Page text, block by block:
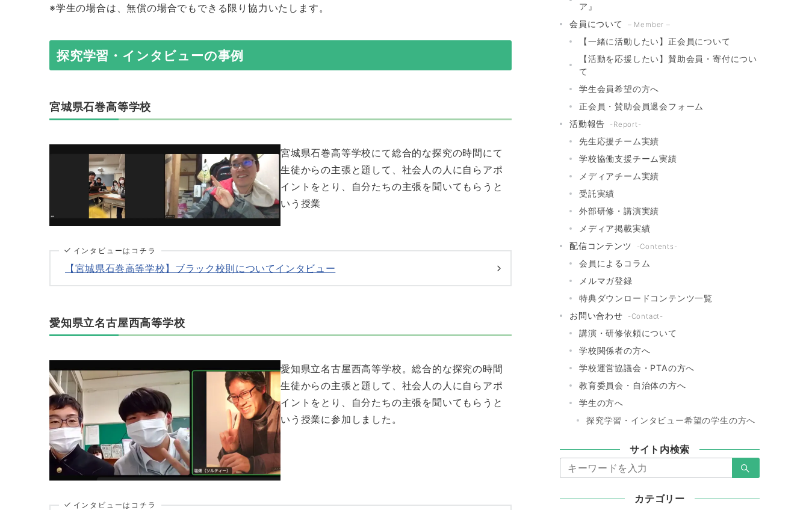
※学生の場合は、無償の場合でもできる限り協力いたします。
探究学習・インタビューの事例
宮城県石巻高等学校
宮城県石巻高等学校にて総合的な探究の時間にて
生徒からの主張と題して、社会人の人に自らアポ
イントをとり、自分たちの主張を聞いてもらうと
いう授業
インタビューはコチラ
【宮城県石巻高等学校】ブラック校則についてインタビュー
愛知県立名古屋西高等学校
愛知県立名古屋西高等学校。総合的な探究の時間
生徒からの主張と題して、社会人の人に自らアポ
イントをとり、自分たちの主張を聞いてもらうと
いう授業に参加しました。
インタビューはコチラ
ア』
会員について
– Member –
【一緒に活動したい】正会員について
【活動を応援したい】賛助会員・寄付につい
て
学生会員希望の方へ
正会員・賛助会員退会フォーム
活動報告
-Report-
先生応援チーム実績
学校協働支援チーム実績
メディアチーム実績
受託実績
外部研修・講演実績
メディア掲載実績
配信コンテンツ
-Contents-
会員によるコラム
メルマガ登録
特典ダウンロードコンテンツ一覧
お問い合わせ
-Contact-
講演・研修依頼について
学校関係者の方へ
学校運営協議会・PTAの方へ
教育委員会・自治体の方へ
学生の方へ
探究学習・インタビュー希望の学生の方へ
サイト内検索
索：
カテゴリー